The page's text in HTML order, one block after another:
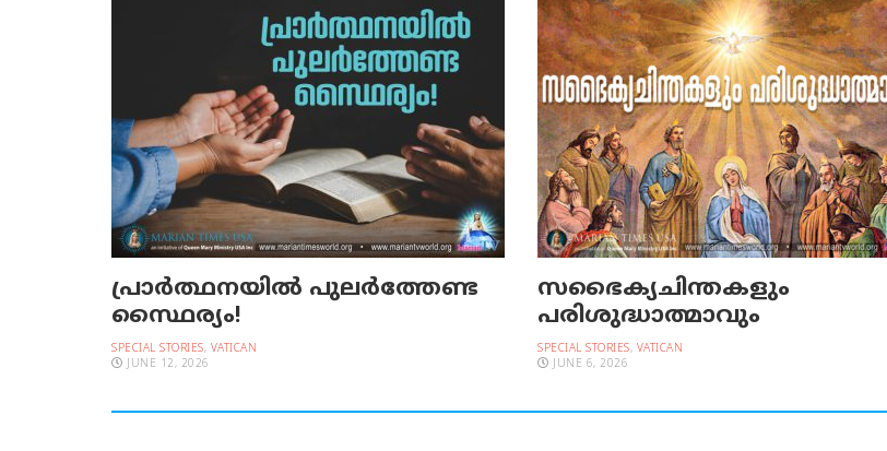
പ്രാര്‍ത്ഥനയില്‍ പുലര്‍ത്തേണ്ട
സ്ഥൈര്യം!
SPECIAL STORIES, VATICAN
JUNE 12, 2026
സഭൈക്യചിന്തകളും
പരിശുദ്ധാത്മാവും
SPECIAL STORIES, VATICAN
JUNE 6, 2026